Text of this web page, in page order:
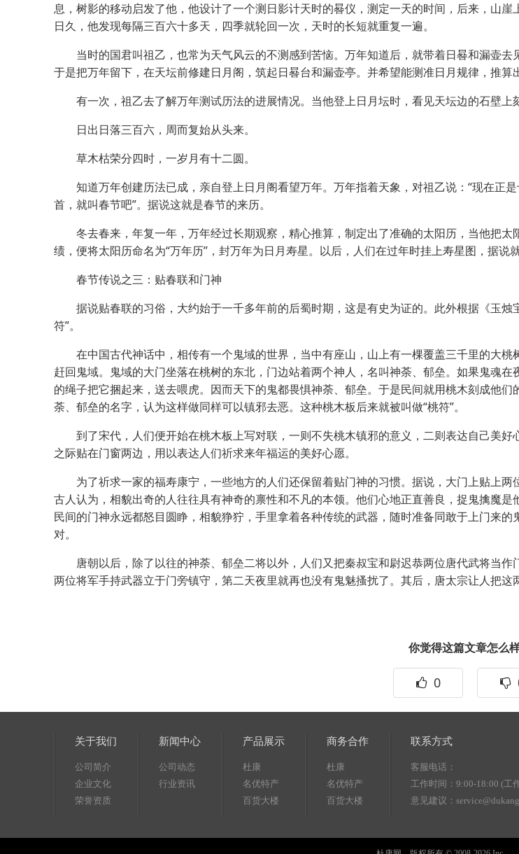
息，树影的移动启发了他，他设计了一个测日影计天时的晷仪，测定一天的时间，后来，山
日久，他发现每隔三百六十多天，四季就轮回一次，天时的长短就重复一遍。
当时的国君叫祖乙，也常为天气风云的不测感到苦恼。万年知道后，就带着日晷和漏壶去
于是把万年留下，在天坛前修建日月阁，筑起日晷台和漏壶亭。并希望能测准日月规律，推算
有一次，祖乙去了解万年测试历法的进展情况。当他登上日月坛时，看见天坛边的石壁上
日出日落三百六，周而复始从头来。
草木枯荣分四时，一岁月有十二圆。
知道万年创建历法已成，亲自登上日月阁看望万年。万年指着天象，对祖乙说：“现在正
首，就叫春节吧”。据说这就是春节的来历。
冬去春来，年复一年，万年经过长期观察，精心推算，制定出了准确的太阳历，当他把太
绩，便将太阳历命名为“万年历”，封万年为日月寿星。以后，人们在过年时挂上寿星图，据说
春节传说之三：贴春联和门神
据说贴春联的习俗，大约始于一千多年前的后蜀时期，这是有史为证的。此外根据《玉烛
符”。
在中国古代神话中，相传有一个鬼域的世界，当中有座山，山上有一棵覆盖三千里的大桃
赶回鬼域。鬼域的大门坐落在桃树的东北，门边站着两个神人，名叫神荼、郁垒。如果鬼魂
的绳子把它捆起来，送去喂虎。因而天下的鬼都畏惧神荼、郁垒。于是民间就用桃木刻成他
荼、郁垒的名字，认为这样做同样可以镇邪去恶。这种桃木板后来就被叫做“桃符”。
到了宋代，人们便开始在桃木板上写对联，一则不失桃木镇邪的意义，二则表达自己美好
之际贴在门窗两边，用以表达人们祈求来年福运的美好心愿。
为了祈求一家的福寿康宁，一些地方的人们还保留着贴门神的习惯。据说，大门上贴上两
古人认为，相貌出奇的人往往具有神奇的禀性和不凡的本领。他们心地正直善良，捉鬼擒魔
民间的门神永远都怒目圆睁，相貌狰狞，手里拿着各种传统的武器，随时准备同敢于上门来
对。
唐朝以后，除了以往的神荼、郁垒二将以外，人们又把秦叔宝和尉迟恭两位唐代武将当作
两位将军手持武器立于门旁镇守，第二天夜里就再也没有鬼魅搔扰了。其后，唐太宗让人把这
你觉得这篇文章怎么
0
关于我们
公司简介
企业文化
荣誉资质
新闻中心
公司动态
行业资讯
产品展示
杜康
名优特产
百货大楼
商务合作
杜康
名优特产
百货大楼
联系方式
客服电话：
工作时间：9:00-18:00 (工
意见建议：